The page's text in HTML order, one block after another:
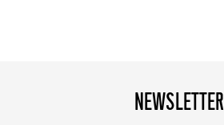
NEWSLETTER